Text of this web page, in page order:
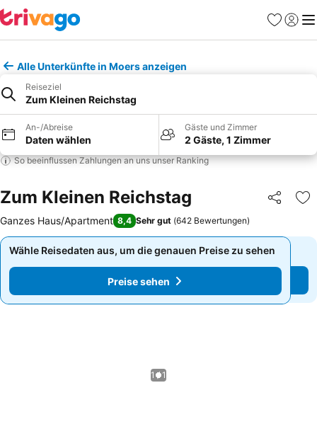
Favoriten
Alle Unterkünfte in Moers anzeigen
Reiseziel
Zum Kleinen Reichstag
An-/Abreise
Daten wählen
Gäste und Zimmer
2 Gäste, 1 Zimmer
So beeinflussen Zahlungen an uns unser Ranking
Zum Kleinen Reichstag Teilen
Ganzes Haus/Apartment 8,4 Sehr gut (642 Bewertungen)
Wähle Reisedaten aus, um die genauen Preise zu sehen
Preise sehen
Wähle Reisedaten aus, um die genauen Preise zu sehen
Preise sehen
1 / 1